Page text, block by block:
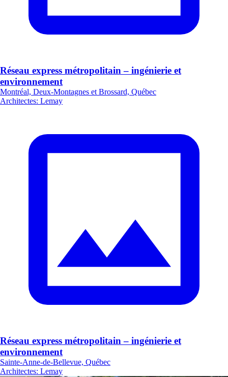
Réseau express métropolitain – ingénierie et
environnement
Montréal, Deux-Montagnes et Brossard, Québec
Architectes: Lemay
Réseau express métropolitain – ingénierie et
environnement
Sainte-Anne-de-Bellevue, Québec
Architectes: Lemay